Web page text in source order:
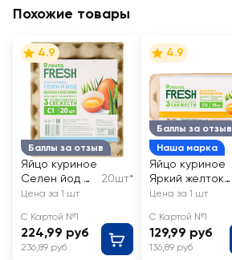
Похожие товары
Баллы за отзыв
4.9
Яйцо куриное
Селен йод С1
ЛЕНТА FRESH
20шт*
Цена за 1 шт
С Картой №1
224,99 руб
236,89 руб
Баллы за отзыв
Наша марка
4.9
Яйцо куриное
Яркий желток
СО ЛЕНТА
Цена за 1 шт
С Картой №1
129,99 руб
136,89 руб